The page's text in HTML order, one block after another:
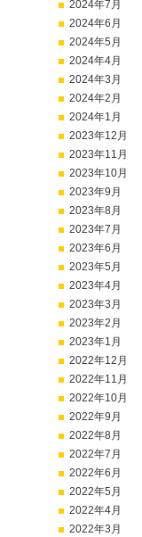
2024年7月
2024年6月
2024年5月
2024年4月
2024年3月
2024年2月
2024年1月
2023年12月
2023年11月
2023年10月
2023年9月
2023年8月
2023年7月
2023年6月
2023年5月
2023年4月
2023年3月
2023年2月
2023年1月
2022年12月
2022年11月
2022年10月
2022年9月
2022年8月
2022年7月
2022年6月
2022年5月
2022年4月
2022年3月